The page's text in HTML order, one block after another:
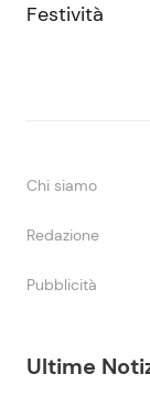
Ultime
Festività
Chi siamo
Redazione
Pubblicità